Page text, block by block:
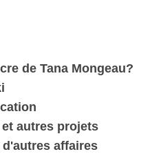
de Tana Mongeau?
autres projets
affaires